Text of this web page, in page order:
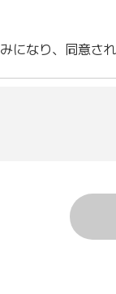
になり、同意さ